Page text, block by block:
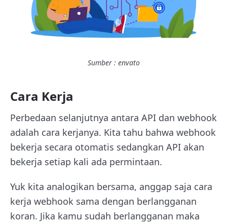
Sumber : envato
Cara Kerja
Perbedaan selanjutnya antara API dan webhook
adalah cara kerjanya. Kita tahu bahwa webhook
bekerja secara otomatis sedangkan API akan
bekerja setiap kali ada permintaan.
Yuk kita analogikan bersama, anggap saja cara
kerja webhook sama dengan berlangganan
koran. Jika kamu sudah berlangganan maka